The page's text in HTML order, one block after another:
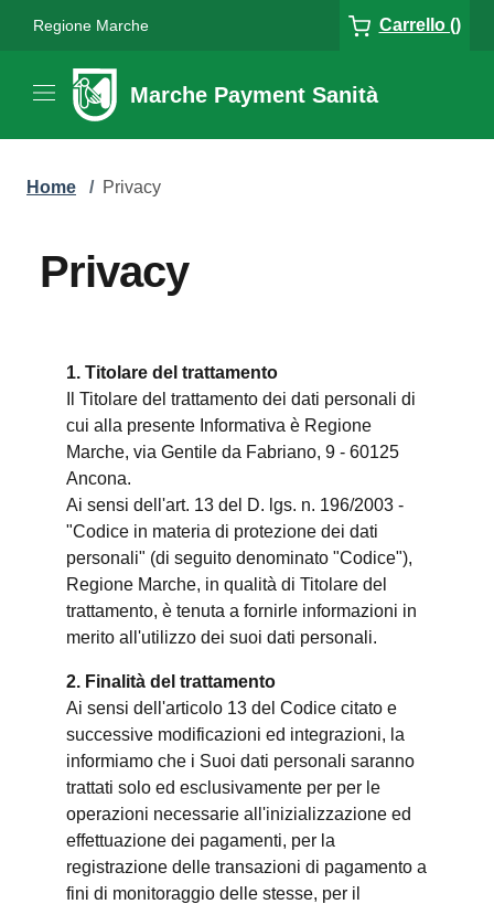
Regione Marche Carrello ()
Marche Payment Sanità
Home / Privacy
Privacy
1. Titolare del trattamento
Il Titolare del trattamento dei dati personali di
cui alla presente Informativa è Regione
Marche, via Gentile da Fabriano, 9 - 60125
Ancona.
Ai sensi dell'art. 13 del D. lgs. n. 196/2003 -
"Codice in materia di protezione dei dati
personali" (di seguito denominato "Codice"),
Regione Marche, in qualità di Titolare del
trattamento, è tenuta a fornirle informazioni in
merito all'utilizzo dei suoi dati personali.
2. Finalità del trattamento
Ai sensi dell'articolo 13 del Codice citato e
successive modificazioni ed integrazioni, la
informiamo che i Suoi dati personali saranno
trattati solo ed esclusivamente per per le
operazioni necessarie all'inizializzazione ed
effettuazione dei pagamenti, per la
registrazione delle transazioni di pagamento a
fini di monitoraggio delle stesse, per il